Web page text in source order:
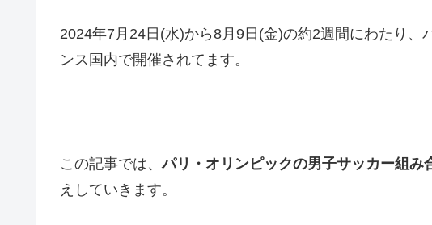
2024年7月24日(水)から8月9日(金)の約2週間にわたり、
ンス国内で開催されてます。
この記事では、パリ・オリンピックの男子サッカー組
えしていきます。